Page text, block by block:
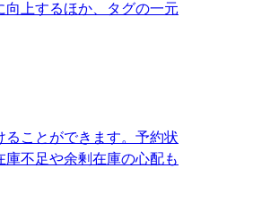
向上するほか、タグの一元
ことができます。予約状
不足や余剰在庫の心配も